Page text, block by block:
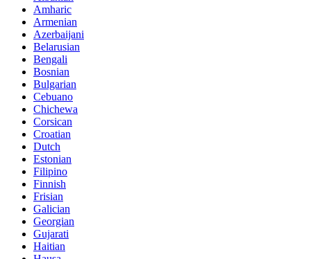
Amharic
Armenian
Azerbaijani
Belarusian
Bengali
Bosnian
Bulgarian
Cebuano
Chichewa
Corsican
Croatian
Dutch
Estonian
Filipino
Finnish
Frisian
Galician
Georgian
Gujarati
Haitian